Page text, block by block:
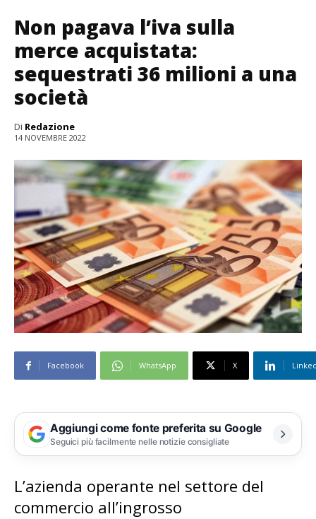
Non pagava l’iva sulla
merce acquistata:
sequestrati 36 milioni a una
società
Di Redazione
14 NOVEMBRE 2022
Facebook WhatsApp X
Aggiungi come fonte preferita su Google
Seguici più facilmente nelle notizie consigliate
L’azienda operante nel settore del
commercio all’ingrosso